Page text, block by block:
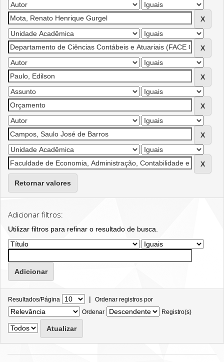
Retornar valores
Adicionar filtros:
Utilizar filtros para refinar o resultado de busca.
Resultados/Página | Ordenar registros por
Ordenar
Registro(s)